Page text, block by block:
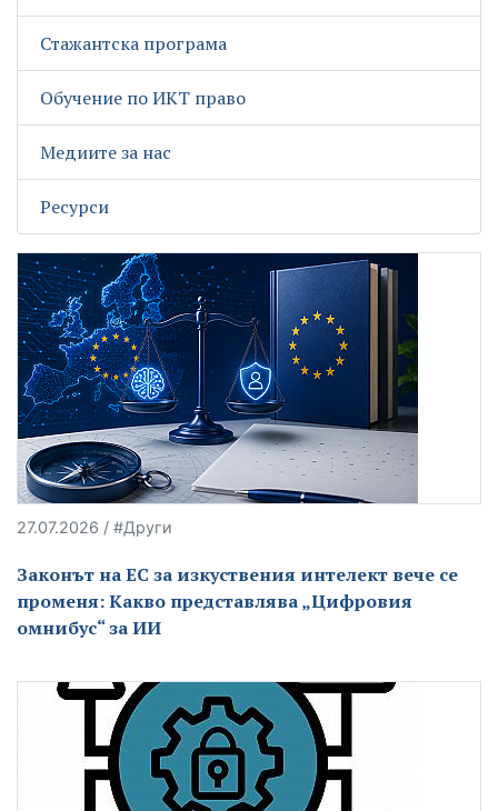
Стажантска програма
Обучение по ИКТ право
Медиите за нас
Ресурси
27.07.2026 / #Други
Законът на ЕС за изкуствения интелект вече се
променя: Какво представлява „Цифровия
омнибус“ за ИИ